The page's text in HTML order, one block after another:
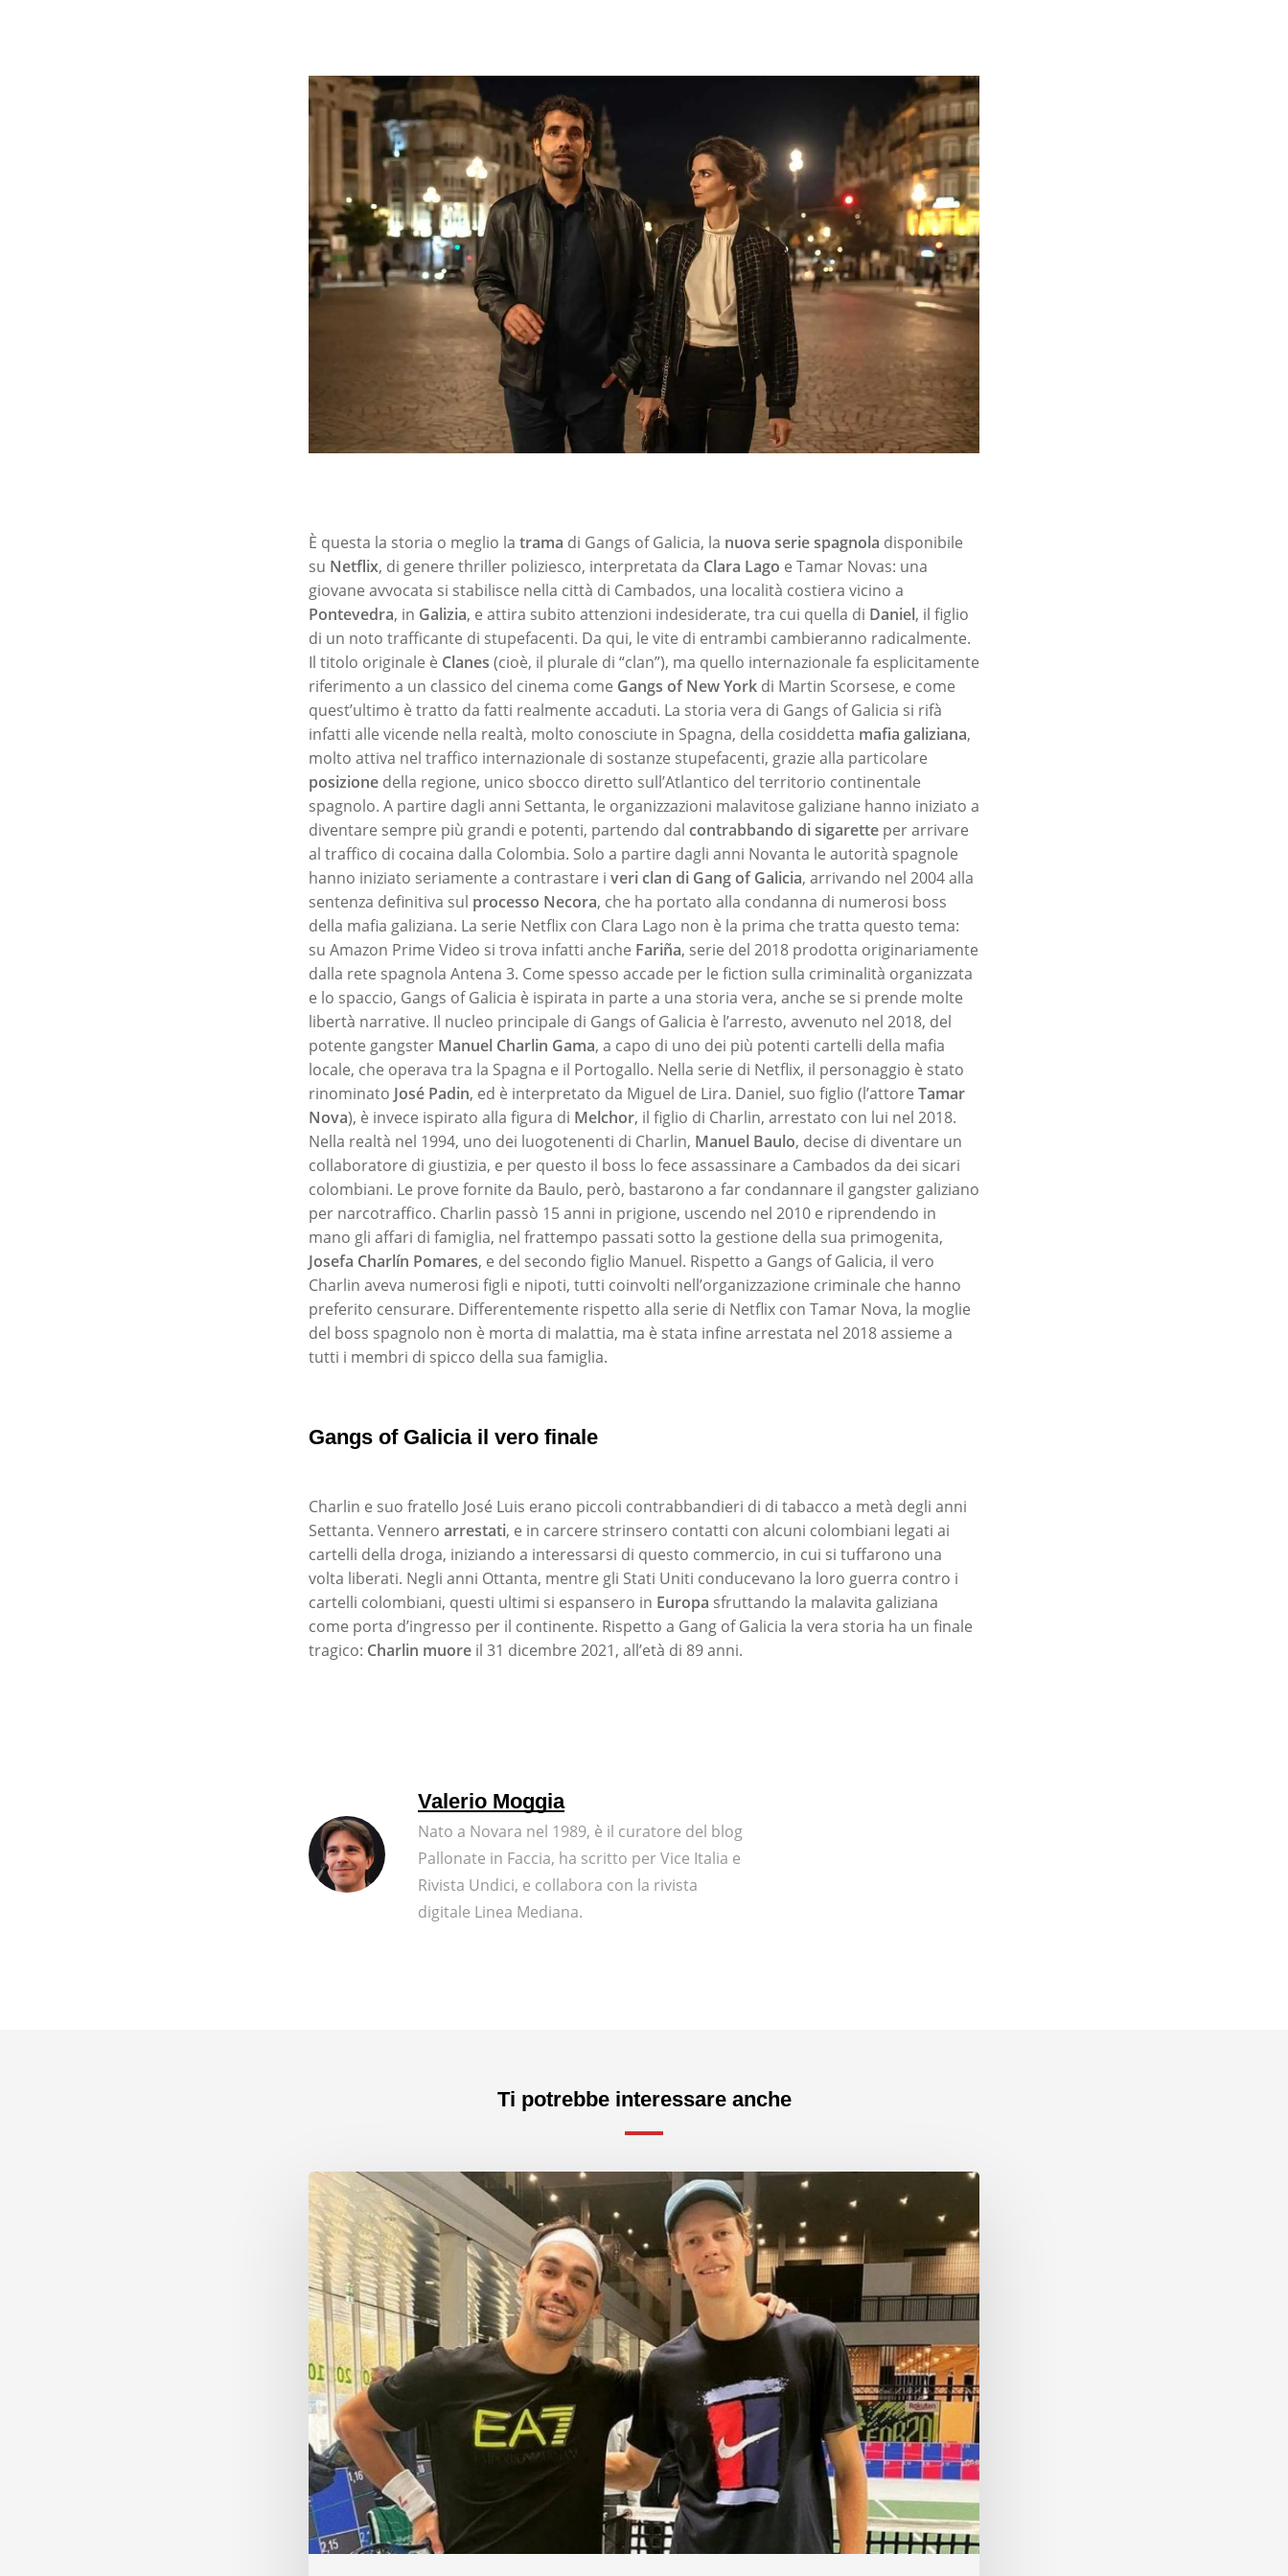
È questa la storia o meglio la trama di Gangs of Galicia, la nuova serie spagnola disponibile
su Netflix, di genere thriller poliziesco, interpretata da Clara Lago e Tamar Novas: una
giovane avvocata si stabilisce nella città di Cambados, una località costiera vicino a
Pontevedra, in Galizia, e attira subito attenzioni indesiderate, tra cui quella di Daniel, il figlio
di un noto trafficante di stupefacenti. Da qui, le vite di entrambi cambieranno radicalmente.
Il titolo originale è Clanes (cioè, il plurale di “clan”), ma quello internazionale fa esplicitamente
riferimento a un classico del cinema come Gangs of New York di Martin Scorsese, e come
quest’ultimo è tratto da fatti realmente accaduti. La storia vera di Gangs of Galicia si rifà
infatti alle vicende nella realtà, molto conosciute in Spagna, della cosiddetta mafia galiziana,
molto attiva nel traffico internazionale di sostanze stupefacenti, grazie alla particolare
posizione della regione, unico sbocco diretto sull’Atlantico del territorio continentale
spagnolo. A partire dagli anni Settanta, le organizzazioni malavitose galiziane hanno iniziato a
diventare sempre più grandi e potenti, partendo dal contrabbando di sigarette per arrivare
al traffico di cocaina dalla Colombia. Solo a partire dagli anni Novanta le autorità spagnole
hanno iniziato seriamente a contrastare i veri clan di Gang of Galicia, arrivando nel 2004 alla
sentenza definitiva sul processo Necora, che ha portato alla condanna di numerosi boss
della mafia galiziana. La serie Netflix con Clara Lago non è la prima che tratta questo tema:
su Amazon Prime Video si trova infatti anche Fariña, serie del 2018 prodotta originariamente
dalla rete spagnola Antena 3. Come spesso accade per le fiction sulla criminalità organizzata
e lo spaccio, Gangs of Galicia è ispirata in parte a una storia vera, anche se si prende molte
libertà narrative. Il nucleo principale di Gangs of Galicia è l’arresto, avvenuto nel 2018, del
potente gangster Manuel Charlin Gama, a capo di uno dei più potenti cartelli della mafia
locale, che operava tra la Spagna e il Portogallo. Nella serie di Netflix, il personaggio è stato
rinominato José Padin, ed è interpretato da Miguel de Lira. Daniel, suo figlio (l’attore Tamar
Nova), è invece ispirato alla figura di Melchor, il figlio di Charlin, arrestato con lui nel 2018.
Nella realtà nel 1994, uno dei luogotenenti di Charlin, Manuel Baulo, decise di diventare un
collaboratore di giustizia, e per questo il boss lo fece assassinare a Cambados da dei sicari
colombiani. Le prove fornite da Baulo, però, bastarono a far condannare il gangster galiziano
per narcotraffico. Charlin passò 15 anni in prigione, uscendo nel 2010 e riprendendo in
mano gli affari di famiglia, nel frattempo passati sotto la gestione della sua primogenita,
Josefa Charlín Pomares, e del secondo figlio Manuel. Rispetto a Gangs of Galicia, il vero
Charlin aveva numerosi figli e nipoti, tutti coinvolti nell’organizzazione criminale che hanno
preferito censurare. Differentemente rispetto alla serie di Netflix con Tamar Nova, la moglie
del boss spagnolo non è morta di malattia, ma è stata infine arrestata nel 2018 assieme a
tutti i membri di spicco della sua famiglia.
Gangs of Galicia il vero finale
Charlin e suo fratello José Luis erano piccoli contrabbandieri di di tabacco a metà degli anni
Settanta. Vennero arrestati, e in carcere strinsero contatti con alcuni colombiani legati ai
cartelli della droga, iniziando a interessarsi di questo commercio, in cui si tuffarono una
volta liberati. Negli anni Ottanta, mentre gli Stati Uniti conducevano la loro guerra contro i
cartelli colombiani, questi ultimi si espansero in Europa sfruttando la malavita galiziana
come porta d’ingresso per il continente. Rispetto a Gang of Galicia la vera storia ha un finale
tragico: Charlin muore il 31 dicembre 2021, all’età di 89 anni.
Valerio Moggia
Nato a Novara nel 1989, è il curatore del blog
Pallonate in Faccia, ha scritto per Vice Italia e
Rivista Undici, e collabora con la rivista
digitale Linea Mediana.
Ti potrebbe interessare anche